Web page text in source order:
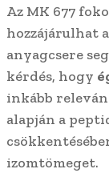
Az MK 677
hozzájárulhat
anyagcsere
kérdés, hogy
inkább
alapján a
izomtömeget.